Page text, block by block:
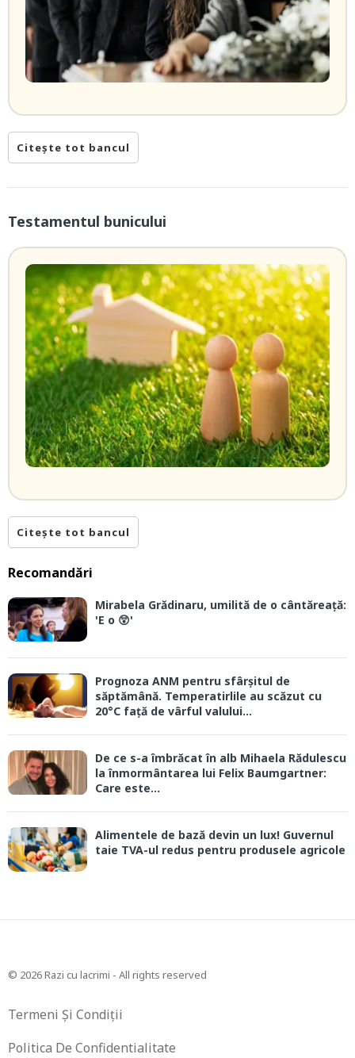
Citește tot bancul
Testamentul bunicului
Citește tot bancul
Recomandări
Mirabela Grădinaru, umilită de o cântăreață:
'E o 😲'
Prognoza ANM pentru sfârșitul de
săptămână. Temperatirlile au scăzut cu
20°C față de vârful valului...
De ce s-a îmbrăcat în alb Mihaela Rădulescu
la înmormântarea lui Felix Baumgartner:
Care este...
Alimentele de bază devin un lux! Guvernul
taie TVA-ul redus pentru produsele agricole
© 2026 Razi cu lacrimi - All rights reserved
Termeni Și Condiții
Politica De Confidentialitate